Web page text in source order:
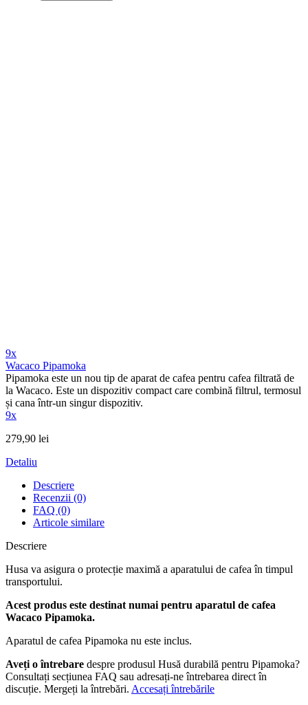
9x
Wacaco Pipamoka
Pipamoka este un nou tip de aparat de cafea pentru cafea filtrată de
la Wacaco. Este un dispozitiv compact care combină filtrul, termosul
și cana într-un singur dispozitiv.
9x
279,90 lei
Detaliu
Descriere
Recenzii (0)
FAQ (0)
Articole similare
Descriere
Husa va asigura o protecție maximă a aparatului de cafea în timpul
transportului.
Acest produs este destinat numai pentru aparatul de cafea
Wacaco Pipamoka.
Aparatul de cafea Pipamoka nu este inclus.
Aveți o întrebare despre produsul Husă durabilă pentru Pipamoka?
Consultați secțiunea FAQ sau adresați-ne întrebarea direct în
discuție. Mergeți la întrebări. Accesați întrebările